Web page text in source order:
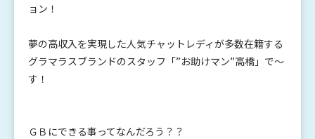
ョン！
夢の高収入を実現した人気チャットレディが多数在籍する
グラマラスブランドのスタッフ「”お助けマン”高橋」で～
す！
ＧＢにできる事ってなんだろう？？